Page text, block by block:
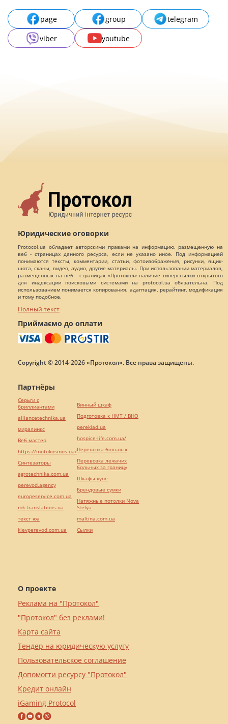
page group
telegram
viber
youtube
Юридические оговорки
Protocol.ua обладает авторскими правами на информацию, размещенную на
веб - страницах данного ресурса, если не указано иное. Под информацией
понимаются тексты, комментарии, статьи, фотоизображения, рисунки, ящик-
шота, сканы, видео, аудио, другие материалы. При использовании материалов,
размещенных на веб - страницах «Протокол» наличие гиперссылки открытого
для индексации поисковыми системами на protocol.ua обязательна. Под
использованием понимается копирования, адаптация, рерайтинг, модификация
и тому подобное.
Полный текст
Приймаємо до оплати
Copyright © 2014-2026 «Протокол». Все права защищены.
О проекте
Реклама на "Протокол"
"Протокол" без реклами!
Карта сайта
Тендер на юридическую услугу
Пользовательское соглашение
Допомогти ресурсу "Протокол"
Кредит онлайн
iGaming Protocol
Партнёры
Серьги с
бриллиантами
alliancetechnika.ua
миралинкс
Веб мастер
https://motokosmos.ua/
Синтезаторы
agrotechnika.com.ua
perevod.agency
europeservice.com.ua
mk-translations.ua
текст юа
kievperevod.com.ua
Винный шкаф
Подготовка к НМТ / ВНО
pereklad.ua
hospice-life.com.ua/
Перевозка больных
Перевозка лежачих
больных за границу
Шкафы купе
Брендовые сумки
Натяжные потолки Nova
Stelya
maltina.com.ua
Cылки